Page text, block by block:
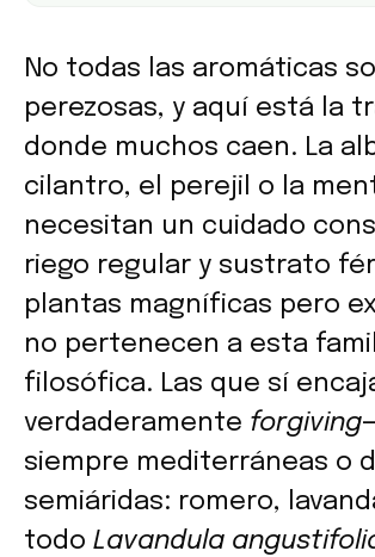
No todas las aromáticas
perezosas, y aquí está la
donde muchos caen. La
cilantro, el perejil o la
necesitan un cuidado
riego regular y sustrato
plantas magníficas pero
no pertenecen a esta
filosófica. Las que sí
verdaderamente forgiving
siempre mediterráneas o
semiáridas: romero,
todo Lavandula